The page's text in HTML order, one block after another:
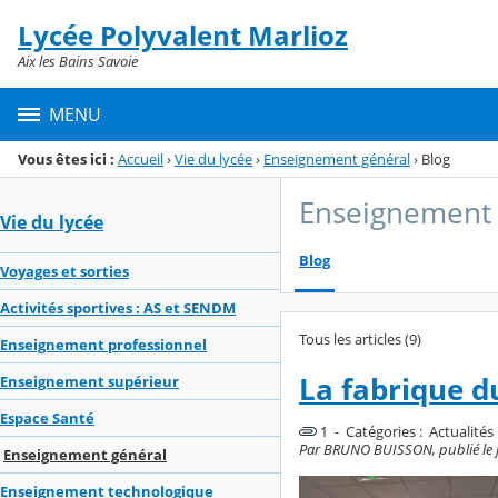
Menu de la rubrique
Contenu
Lycée Polyvalent Marlioz
Aix les Bains Savoie
MENU
Vous êtes ici : Accueil›Vie du lycée› Enseignement général› Blog
Vie du lycée
Voyages et sorties
Activités sportives : AS et SENDM
Enseignement professionnel
Enseignement supérieur
Espace Santé
Enseignement général
Enseignement technologique
Blog
Tous les articles (9)
La fabrique
1 - Catégories : Actualités
Par BRUNO BUISSON, publié